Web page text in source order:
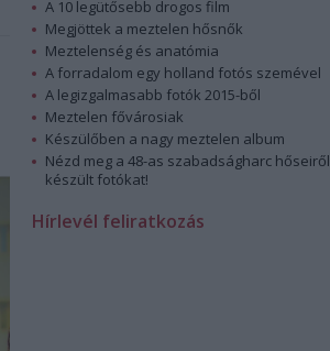
A 10 legütősebb drogos film
Megjöttek a meztelen hősnők
Meztelenség és anatómia
A forradalom egy holland fotós szemével
A legizgalmasabb fotók 2015-ből
Meztelen fővárosiak
Készülőben a nagy meztelen album
Nézd meg a 48-as szabadságharc hőseiről
készült fotókat!
Hírlevél feliratkozás